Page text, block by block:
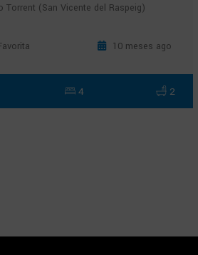
Torrent (San Vicente del Raspeig)
10 meses ago
4 2